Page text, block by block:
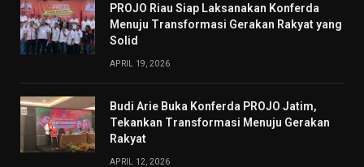
PROJO Riau Siap Laksanakan Konferda
Menuju Transformasi Gerakan Rakyat yang
Solid
APRIL 19, 2026
Budi Arie Buka Konferda PROJO Jatim,
Tekankan Transformasi Menuju Gerakan
Rakyat
APRIL 12, 2026